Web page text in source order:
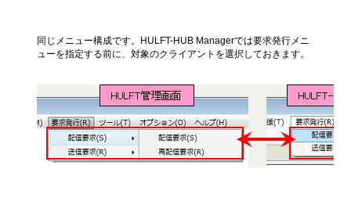
同じメニュー構成です。HULFT-HUB Managerでは要求発行メニ
ューを指定する前に、対象のクライアントを選択しておきます。